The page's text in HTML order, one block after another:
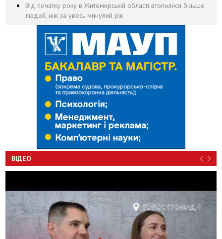
Від початку року в Житомирській області втопилися більше
людей, ніж за увесь минулий рік
ВІДЕО